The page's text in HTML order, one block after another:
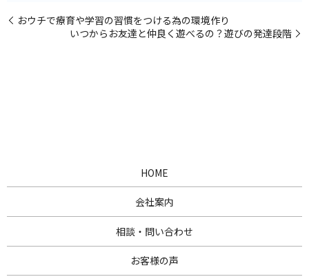
おウチで療育や学習の習慣をつける為の環境作り
いつからお友達と仲良く遊べるの？遊びの発達段階
HOME
会社案内
相談・問い合わせ
お客様の声